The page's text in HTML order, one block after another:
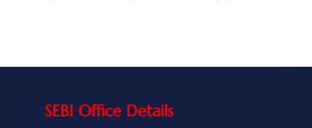
SEBI Office Details